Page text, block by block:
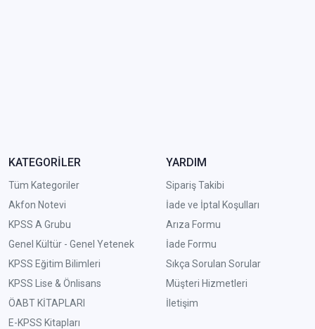
KATEGORİLER
Tüm Kategoriler
Akfon Notevi
KPSS A Grubu
Genel Kültür - Genel Yetenek
KPSS Eğitim Bilimleri
KPSS Lise & Önlisans
ÖABT KİTAPLARI
E-KPSS Kitapları
YARDIM
Sipariş Takibi
İade ve İptal Koşulları
Arıza Formu
İade Formu
Sıkça Sorulan Sorular
Müşteri Hizmetleri
İletişim